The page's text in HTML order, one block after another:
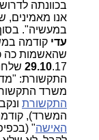
בכוונתה
אנו מאמינים,
במעשיה".
עדי קודמה
שהאשמות כה
29.10
.17
התקשורת:
משרד התקשורת,
התקשורת
המשרד),
האישה"